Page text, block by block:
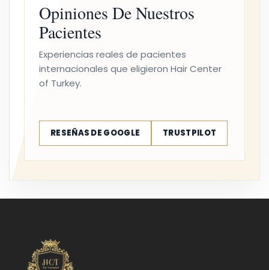
Opiniones De Nuestros
Pacientes
Experiencias reales de pacientes
internacionales que eligieron Hair Center
of Turkey.
RESEÑAS DE GOOGLE TRUSTPILOT